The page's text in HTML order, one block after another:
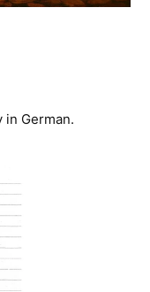
in German.